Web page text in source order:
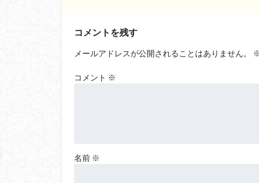
コメントを残す
メールアドレスが公開されることはありません。
コメント ※
名前 ※